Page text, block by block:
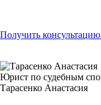
Получить
Юрист по судебным
Тарасенко Анастасия